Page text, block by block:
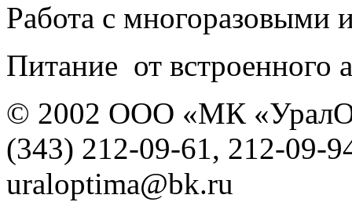
Работа с многоразовыми
Питание от встроенного
© 2002 ООО «МК
(343) 212-09-61, 212-09-
uraloptima@bk.ru